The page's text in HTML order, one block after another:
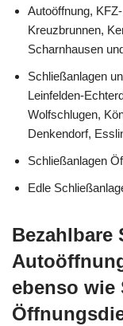
Autoöffnung,
Kreuzbrunnen,
Scharnhausen
Schließanlagen
Leinfelden-
Wolfschlugen,
Denkendorf,
Schließanlagen
Edle
Bezahlbare
ebenso wie